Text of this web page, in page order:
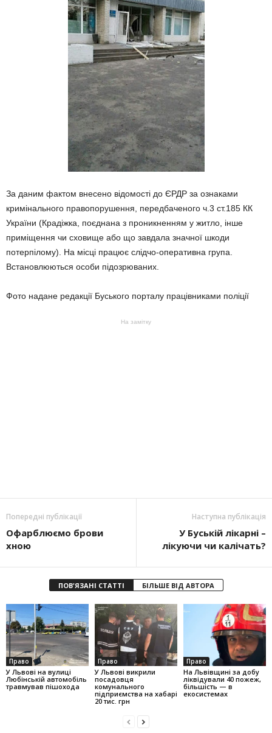
За даним фактом внесено відомості до ЄРДР за ознаками
кримінального правопорушення, передбаченого ч.3 ст.185 КК
України (Крадіжка, поєднана з проникненням у житло, інше
приміщення чи сховище або що завдала значної шкоди
потерпілому). На місці працює слідчо-оперативна група.
Встановлюються особи підозрюваних.
Фото надане редакції Буського порталу працівниками поліції
На замітку
Попередні публікації
Офарблюємо брови
хною
Наступна публікація
У Буській лікарні –
лікуючи чи калічать?
ПОВ'ЯЗАНІ СТАТТІ БІЛЬШЕ ВІД АВТОРА
Право
У Львові на вулиці
Любінській автомобіль
травмував пішохода
Право
У Львові викрили
посадовця
комунального
підприємства на хабарі
20 тис. грн
Право
На Львівщині за добу
ліквідували 40 пожеж,
більшість — в
екосистемах